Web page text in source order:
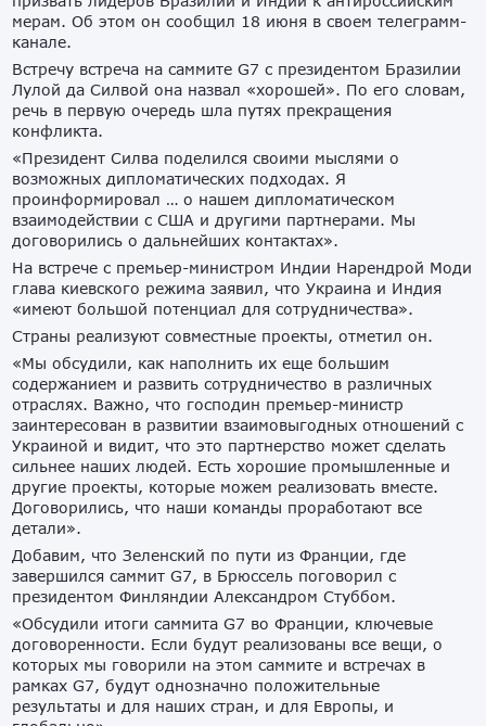
мерам. Об этом он сообщил 18 июня в своем телеграмм-
канале.
Встречу встреча на саммите G7 с президентом Бразилии
Лулой да Силвой она назвал «хорошей». По его словам,
речь в первую очередь шла путях прекращения
конфликта.
«Президент Силва поделился своими мыслями о
возможных дипломатических подходах. Я
проинформировал … о нашем дипломатическом
взаимодействии с США и другими партнерами. Мы
договорились о дальнейших контактах».
На встрече с премьер-министром Индии Нарендрой Моди
глава киевского режима заявил, что Украина и Индия
«имеют большой потенциал для сотрудничества».
Страны реализуют совместные проекты, отметил он.
«Мы обсудили, как наполнить их еще большим
содержанием и развить сотрудничество в различных
отраслях. Важно, что господин премьер-министр
заинтересован в развитии взаимовыгодных отношений с
Украиной и видит, что это партнерство может сделать
сильнее наших людей. Есть хорошие промышленные и
другие проекты, которые можем реализовать вместе.
Договорились, что наши команды проработают все
детали».
Добавим, что Зеленский по пути из Франции, где
завершился саммит G7, в Брюссель поговорил с
президентом Финляндии Александром Стуббом.
«Обсудили итоги саммита G7 во Франции, ключевые
договоренности. Если будут реализованы все вещи, о
которых мы говорили на этом саммите и встречах в
рамках G7, будут однозначно положительные
результаты и для наших стран, и для Европы, и